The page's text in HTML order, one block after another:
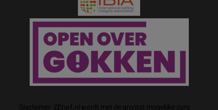
Disclaimer: ZEturf.nl wordt met de grootst mogelijke zorg